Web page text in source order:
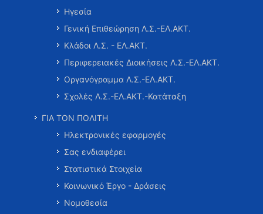
Ηγεσία
Γενική Επιθεώρηση Λ.Σ.-ΕΛ.ΑΚΤ.
Κλάδοι Λ.Σ. - ΕΛ.ΑΚΤ.
Περιφερειακές Διοικήσεις Λ.Σ.-ΕΛ.ΑΚΤ.
Οργανόγραμμα Λ.Σ.-ΕΛ.ΑΚΤ.
Σχολές Λ.Σ.-ΕΛ.ΑΚΤ.-Κατάταξη
ΓΙΑ ΤΟΝ ΠΟΛΙΤΗ
Ηλεκτρονικές εφαρμογές
Σας ενδιαφέρει
Στατιστικά Στοιχεία
Κοινωνικό Έργο - Δράσεις
Νομοθεσία